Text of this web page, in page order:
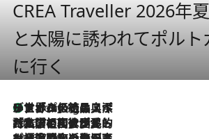
CREA Traveller 2026年
と太陽に誘われてポル
に行く
1 Hour Ago
リスボンの絶品スイーツ「パステル・デ・ナタ」とは？ポルトガル伝統の奥深い世界へ
2026.7.27
「私の祖国はポルトガル語です」国民的詩人フェルナンド・ペソアと、彼が愛した文学の街を歩く